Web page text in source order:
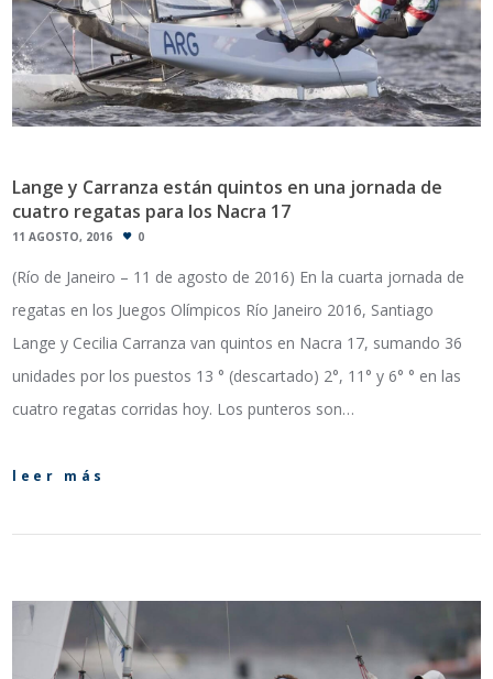
Lange y Carranza están quintos en una jornada de
cuatro regatas para los Nacra 17
11 AGOSTO, 2016 0
(Río de Janeiro – 11 de agosto de 2016) En la cuarta jornada de
regatas en los Juegos Olímpicos Río Janeiro 2016, Santiago
Lange y Cecilia Carranza van quintos en Nacra 17, sumando 36
unidades por los puestos 13 ° (descartado) 2°, 11° y 6° ° en las
cuatro regatas corridas hoy. Los punteros son…
leer más